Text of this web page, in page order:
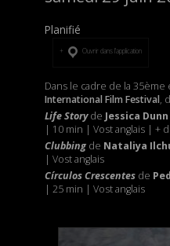
Planifié
Ouvrir dans l’application
Dans le cadre de la
International Film Festival,
Life Storyde Jessica
| 10 min | Vost anglais | +
Clubbingde Nataliya
| Vost anglais
Círculos Crescentesde
| 25 min | Vost anglais